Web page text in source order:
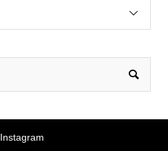
Instagram